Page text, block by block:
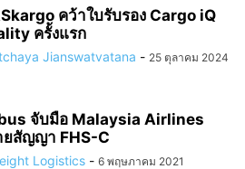
คว้าใบรับรอง Cargo iQ
ครั้งแรก
Jianswatvatana - 25 ตุลาคม 2024
จับมือ Malaysia Airlines
สัญญา FHS-C
Logistics - 6 พฤษภาคม 2021